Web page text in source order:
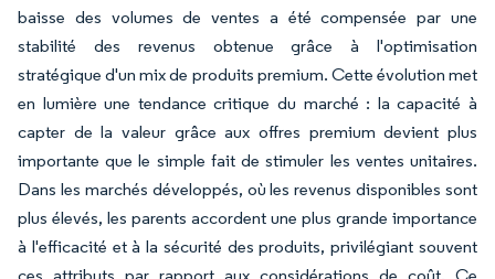
baisse des volumes de ventes a été compensée par une
stabilité des revenus obtenue grâce à l'optimisation
stratégique d'un mix de produits premium. Cette évolution met
en lumière une tendance critique du marché : la capacité à
capter de la valeur grâce aux offres premium devient plus
importante que le simple fait de stimuler les ventes unitaires.
Dans les marchés développés, où les revenus disponibles sont
plus élevés, les parents accordent une plus grande importance
à l'efficacité et à la sécurité des produits, privilégiant souvent